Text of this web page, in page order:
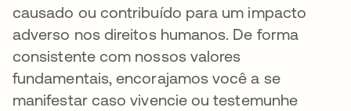
causado ou contribuído para um impacto
adverso nos direitos humanos. De forma
consistente com nossos valores
fundamentais, encorajamos você a se
manifestar caso vivencie ou testemunhe